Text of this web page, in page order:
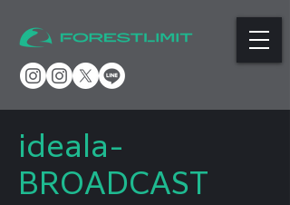
ideala-
BROADCAST